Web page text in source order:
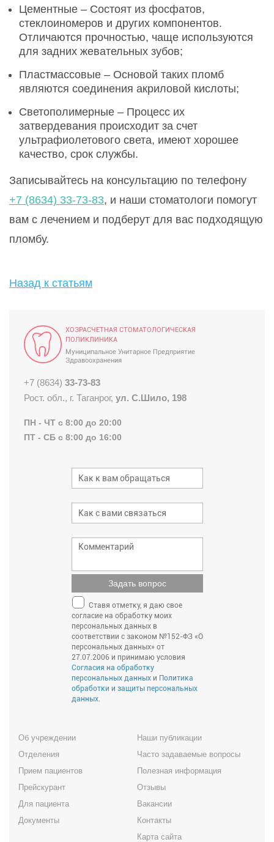
Цементные – Состоят из фосфатов,
стеклоиномеров и других компонентов.
Отличаются прочностью, чаще используются
для задних жевательных зубов;
Пластмассовые – Основой таких пломб
являются соединения акриловой кислоты;
Светополимерные – Процесс их
затвердевания происходит за счет
ультрафиолетового света, имеют хорошее
качество, срок службы.
Записывайтесь на консультацию по телефону
+7 (8634) 33-73-83, и наши стоматологи помогут
вам с лечением и подберут для вас подходящую
пломбу.
Назад к статьям
ХОЗРАСЧЕТНАЯ СТОМАТОЛОГИЧЕСКАЯ
ПОЛИКЛИНИКА
Муниципальное Унитарное Предприятие
Здравоохранения
+7 (8634) 33-73-83
Рост. обл., г. Таганрог, ул. С.Шило, 198
ПН - ЧТ с 8:00 до 20:00
ПТ - СБ с 8:00 до 16:00
Об учреждении
Отделения
Прием пациентов
Прейскурант
Для пациента
Документы
Наши публикации
Часто задаваемые вопросы
Полезная информация
Отзывы
Вакансии
Контакты
Карта сайта
Задать вопрос
Ставя отметку, я даю свое
согласие на обработку моих
персональных данных в
соответствии с законом №152-ФЗ «О
персональных данных» от
27.07.2006 и принимаю условия
Согласия на обработку
персональных данныхи Политика
обработки и защиты персональных
данных.